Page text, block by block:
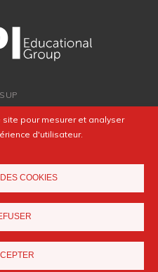
pour mesurer et analyser
d'utilisateur.
COOKIES
Elyos Digital